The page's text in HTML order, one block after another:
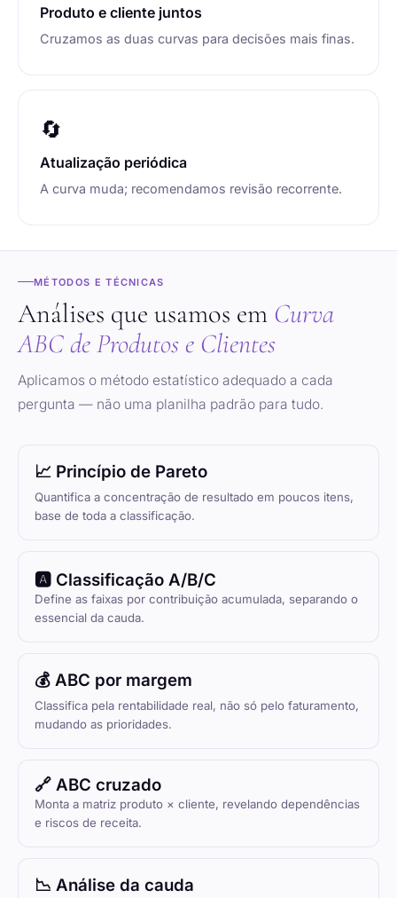
Produto e cliente juntos
Cruzamos as duas curvas para decisões mais finas.
🔄
Atualização periódica
A curva muda; recomendamos revisão recorrente.
MÉTODOS E TÉCNICAS
Análises que usamos em Curva
ABC de Produtos e Clientes
Aplicamos o método estatístico adequado a cada
pergunta — não uma planilha padrão para tudo.
📈 Princípio de Pareto
Quantifica a concentração de resultado em poucos itens,
base de toda a classificação.
🅰️ Classificação A/B/C
Define as faixas por contribuição acumulada, separando o
essencial da cauda.
💰 ABC por margem
Classifica pela rentabilidade real, não só pelo faturamento,
mudando as prioridades.
🔗 ABC cruzado
Monta a matriz produto × cliente, revelando dependências
e riscos de receita.
📉 Análise da cauda